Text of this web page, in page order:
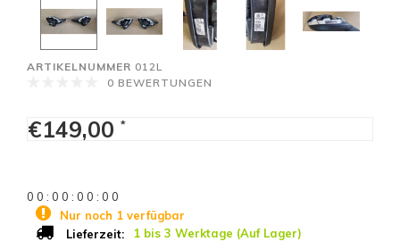
ARTIKELNUMMER 012L
0 BEWERTUNGEN
€149,00 *
0 0 : 0 0 : 0 0 : 0 0
Nur noch 1 verfügbar
Lieferzeit:
1 bis 3 Werktage (Auf Lager)